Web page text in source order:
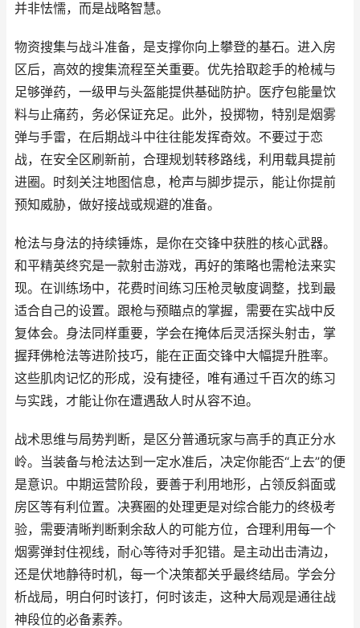
并非怯懦，而是战略智慧。
物资搜集与战斗准备，是支撑你向上攀登的基石。进入房
区后，高效的搜集流程至关重要。优先拾取趁手的枪械与
足够弹药，一级甲与头盔能提供基础防护。医疗包能量饮
料与止痛药，务必保证充足。此外，投掷物，特别是烟雾
弹与手雷，在后期战斗中往往能发挥奇效。不要过于恋
战，在安全区刷新前，合理规划转移路线，利用载具提前
进圈。时刻关注地图信息，枪声与脚步提示，能让你提前
预知威胁，做好接战或规避的准备。
枪法与身法的持续锤炼，是你在交锋中获胜的核心武器。
和平精英终究是一款射击游戏，再好的策略也需枪法来实
现。在训练场中，花费时间练习压枪灵敏度调整，找到最
适合自己的设置。跟枪与预瞄点的掌握，需要在实战中反
复体会。身法同样重要，学会在掩体后灵活探头射击，掌
握拜佛枪法等进阶技巧，能在正面交锋中大幅提升胜率。
这些肌肉记忆的形成，没有捷径，唯有通过千百次的练习
与实践，才能让你在遭遇敌人时从容不迫。
战术思维与局势判断，是区分普通玩家与高手的真正分水
岭。当装备与枪法达到一定水准后，决定你能否“上去”的便
是意识。中期运营阶段，要善于利用地形，占领反斜面或
房区等有利位置。决赛圈的处理更是对综合能力的终极考
验，需要清晰判断剩余敌人的可能方位，合理利用每一个
烟雾弹封住视线，耐心等待对手犯错。是主动出击清边，
还是伏地静待时机，每一个决策都关乎最终结局。学会分
析战局，明白何时该打，何时该走，这种大局观是通往战
神段位的必备素养。